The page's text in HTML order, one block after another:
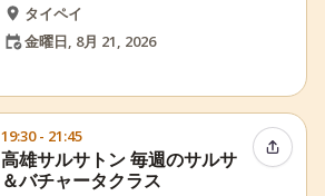
タイペイ
金曜日, 8月 21, 2026
19:30 - 21:45
高雄サルサトン 毎週のサルサ
＆バチャータクラス
イベン